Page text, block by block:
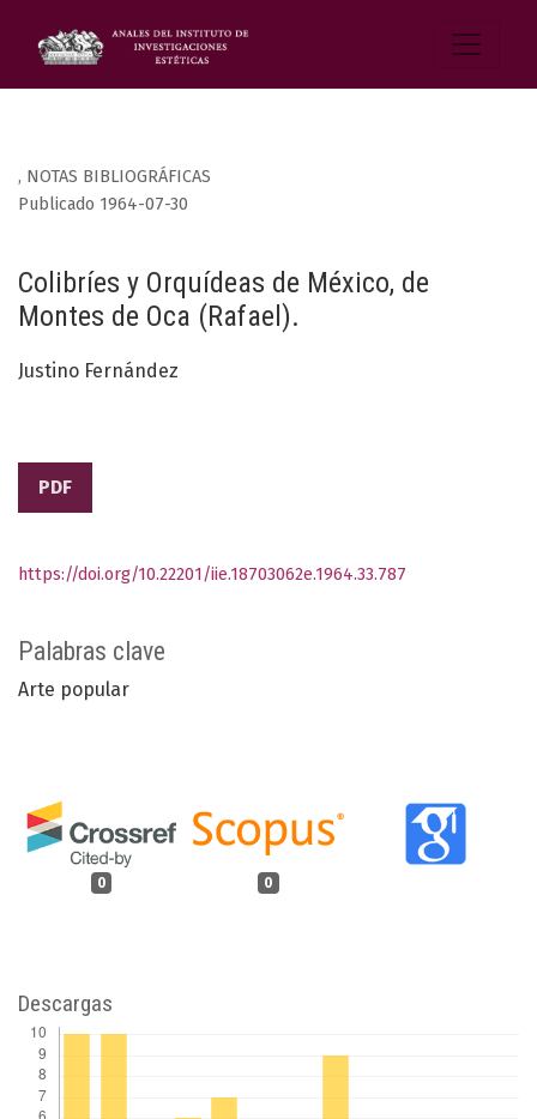
, NOTAS BIBLIOGRÁFICAS
Colibríes y Orquídeas de México, de
Montes de Oca (Rafael).
Publicado 1964-07-30
Justino Fernández
PDF
Palabras clave
Arte popular
0 0
https://doi.org/10.22201/iie.18703062e.1964.33.787
Descargas